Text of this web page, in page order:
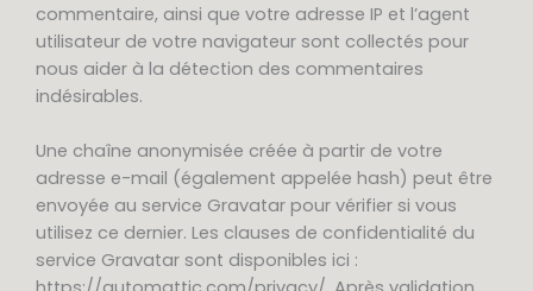
commentaire, ainsi que votre adresse IP et l’agent
utilisateur de votre navigateur sont collectés pour
nous aider à la détection des commentaires
indésirables.
Une chaîne anonymisée créée à partir de votre
adresse e-mail (également appelée hash) peut être
envoyée au service Gravatar pour vérifier si vous
utilisez ce dernier. Les clauses de confidentialité du
service Gravatar sont disponibles ici :